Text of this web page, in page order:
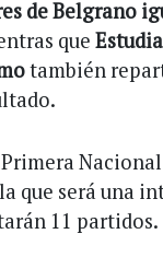
de Belgrano
que
también
que será una
11 partidos.